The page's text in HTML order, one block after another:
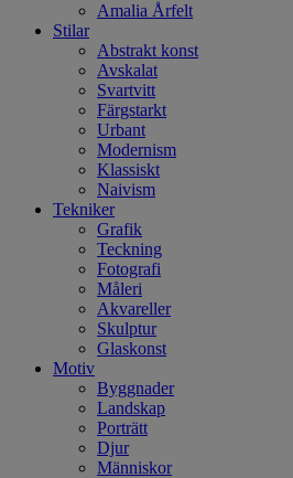
Amalia Årfelt
Stilar
Abstrakt konst
Avskalat
Svartvitt
Färgstarkt
Urbant
Modernism
Klassiskt
Naivism
Tekniker
Grafik
Teckning
Fotografi
Måleri
Akvareller
Skulptur
Glaskonst
Motiv
Byggnader
Landskap
Porträtt
Djur
Människor